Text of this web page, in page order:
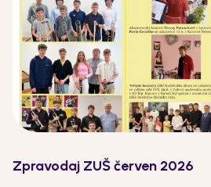
Zpravodaj ZUŠ červen 2026